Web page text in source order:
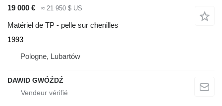
19 000 €
≈ 21 950 $ US
Matériel de TP - pelle sur chenilles
1993
Pologne, Lubartów
DAWID GWÓŹDŹ